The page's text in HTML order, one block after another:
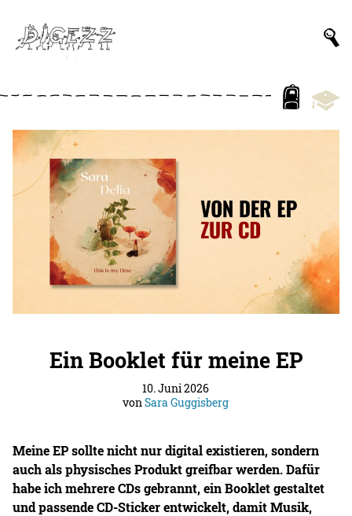
Ein Booklet für meine EP
10. Juni 2026
vonSara Guggisberg
Meine EP sollte nicht nur digital existieren, sondern
auch als physisches Produkt greifbar werden. Dafür
habe ich mehrere CDs gebrannt, ein Booklet gestaltet
und passende CD-Sticker entwickelt, damit Musik,